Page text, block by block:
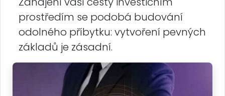
prostředím se podobá budování
odolného příbytku: vytvoření pevných
základů je zásadní.